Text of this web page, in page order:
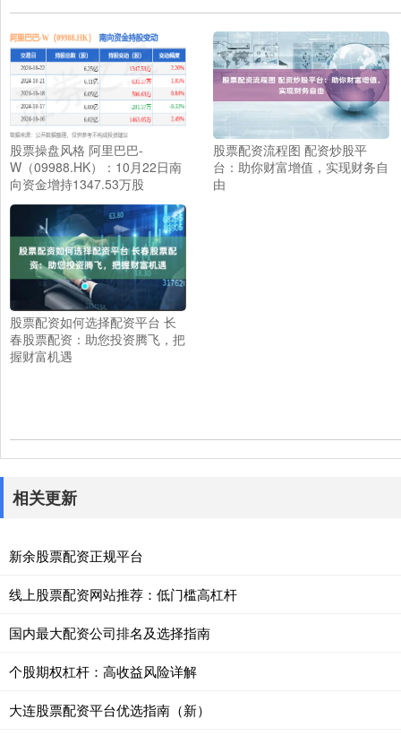
股票操盘风格 阿里巴巴-
W（09988.HK）：10月22日南
向资金增持1347.53万股
股票配资流程图 配资炒股平
台：助你财富增值，实现财务自
由
股票配资如何选择配资平台 长
春股票配资：助您投资腾飞，把
握财富机遇
相关更新
新余股票配资正规平台
线上股票配资网站推荐：低门槛高杠杆
国内最大配资公司排名及选择指南
个股期权杠杆：高收益风险详解
大连股票配资平台优选指南（新）